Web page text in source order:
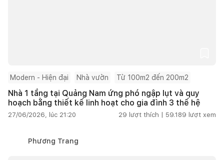
Modern - Hiện đại Nhà vườn Từ 100m2 đến 200m2
Nhà 1 tầng tại Quảng Nam ứng phó ngập lụt và quy
hoạch bằng thiết kế linh hoạt cho gia đình 3 thế hệ
27/06/2026, lúc 21:20 29 lượt thích | 59.189 lượt xem
Phương Trang